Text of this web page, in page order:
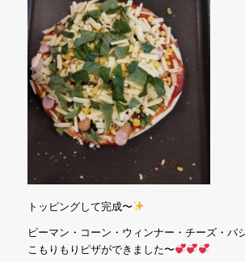
トッピングして完成〜
ピーマン・コーン・ウィンナー・チーズ・バ
こもりもりピザができました〜